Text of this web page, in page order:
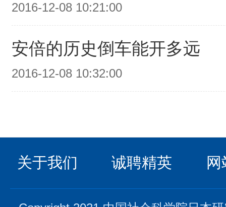
2016-12-08 10:21:00
安倍的历史倒车能开多远
2016-12-08 10:32:00
关于我们 诚聘精英